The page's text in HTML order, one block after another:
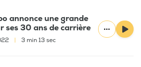
annonce une grande
ses 30 ans de carrière
3 min 13 sec